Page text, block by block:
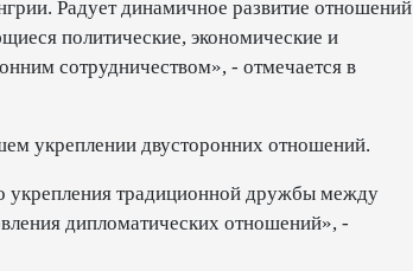
Радует динамичное развитие отношений
политические, экономические и
сотрудничеством», - отмечается в
укреплении двусторонних отношений.
укрепления традиционной дружбы между
дипломатических отношений», -